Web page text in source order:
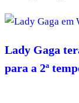
Lady Gaga
para a 2ª